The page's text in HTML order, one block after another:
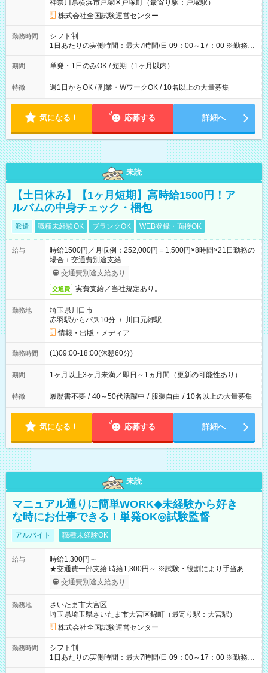
×8時間＝日収10,400円＋交通費 ※当日の役割により時給＋100
円の場合あり ・国家試験 7:00～13:30（休憩なし） 時給1,300
円（役割手当＋100円）×6時間＝日収8,400円＋交通費 【試用期
間】試用期間なし
神奈川県横浜市戸塚区戸塚町（最寄り駅：戸塚駅）
株式会社全国試験運営センター
勤務時間
シフト制
1日あたりの実働時間：最大7時間/日 09：00～17：00 ※勤務時
間は 試験により異なります。
期間 単発・1日のみOK / 短期（1ヶ月以内）
特徴 週1日からOK / 副業・WワークOK / 10名以上の大量募集
気になる！ 応募する 詳細へ
未読
【土日休み】【1ヶ月短期】高時給1500円！ア
ルバムの中身チェック・梱包
派遣 職種未経験OK ブランクOK WEB登録・面接OK
給与
時給1500円／月収例：252,000円＝1,500円×8時間×21日勤務の
場合＋交通費別途支給
交通費別途支給あり
交通費 実費支給／当社規定あり。
勤務地
埼玉県川口市
赤羽駅からバス10分 / 川口元郷駅
情報・出版・メディア
勤務時間 (1)09:00-18:00(休憩60分)
期間 1ヶ月以上3ヶ月未満／即日～1ヵ月間（更新の可能性あり）
特徴 履歴書不要 / 40～50代活躍中 / 服装自由 / 10名以上の大量募集
気になる！ 応募する 詳細へ
未読
マニュアル通りに簡単WORK◆未経験から好き
な時にお仕事できる！単発OK◎試験監督
アルバイト 職種未経験OK
給与
時給1,300円～
★交通費一部支給 時給1,300円～ ※試験・役割により手当あり
※勤務回数により昇給あり 【即給（前払い）オプションあ
り！】 希望される場合、勤務から1週間ほどで給与の一部を受け
例】 ・河合塾模擬試験 8:30～17:30（休憩1時間） 時給1,300円
×8時間＝日収10,400円＋交通費 ※当日の役割により時給＋100
円の場合あり ・国家試験 7:00～13:30（休憩なし） 時給1,300
円（役割手当＋100円）×6時間＝日収8,400円＋交通費 【試用期
間】試用期間なし
交通費別途支給あり
勤務地
さいたま市大宮区
埼玉県埼玉県さいたま市大宮区錦町（最寄り駅：大宮駅）
株式会社全国試験運営センター
勤務時間
シフト制
1日あたりの実働時間：最大7時間/日 09：00～17：00 ※勤務時
間は 試験により異なります。